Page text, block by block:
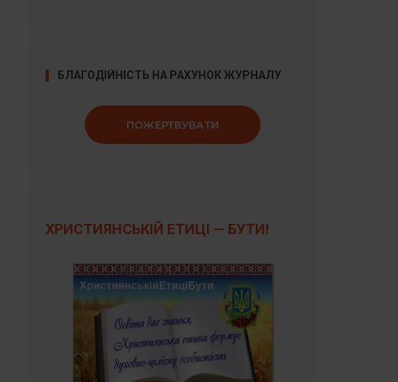
БЛАГОДІЙНІСТЬ НА РАХУНОК ЖУРНАЛУ
ПОЖЕРТВУВАТИ
ХРИСТИЯНСЬКІЙ ЕТИЦІ — БУТИ!